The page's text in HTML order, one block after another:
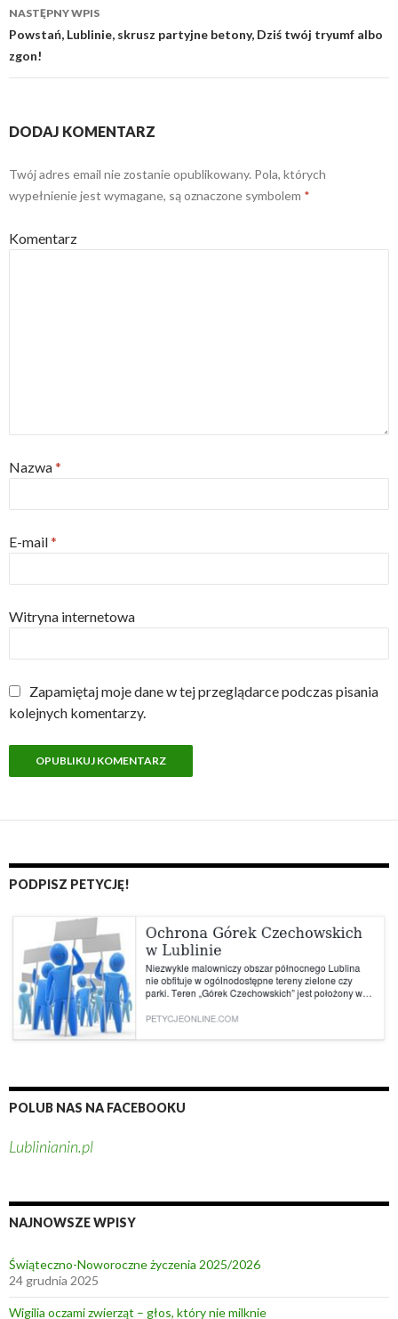
NASTĘPNY WPIS
Powstań, Lublinie, skrusz partyjne betony, Dziś twój tryumf albo
zgon!
DODAJ KOMENTARZ
Twój adres email nie zostanie opublikowany. Pola, których
wypełnienie jest wymagane, są oznaczone symbolem *
Komentarz
Nazwa*
E-mail*
Witryna internetowa
Zapamiętaj moje dane w tej przeglądarce podczas pisania
kolejnych komentarzy.
PODPISZ PETYCJĘ!
POLUB NAS NA FACEBOOKU
Lublinianin.pl
NAJNOWSZE WPISY
Świąteczno-Noworoczne życzenia 2025/2026
24 grudnia 2025
Wigilia oczami zwierząt – głos, który nie milknie